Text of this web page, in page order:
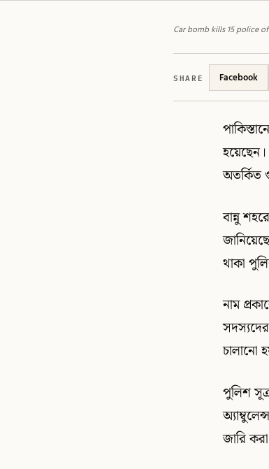
Car bomb kills 15 police
SHARE Facebook
অতর্কিত
বান্নু
থাকা
নাম
চালানো
পুলিশ
জারি